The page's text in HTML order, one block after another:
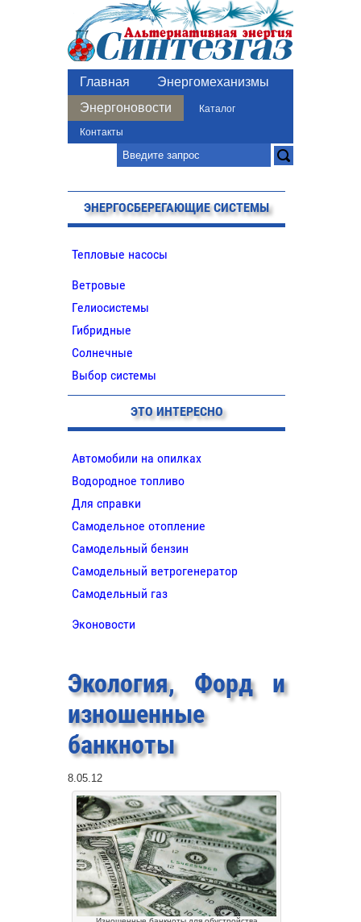
Главная
Энергомеханизмы
Энергоновости
Каталог
Контакты
ЭНЕРГОСБЕРЕГАЮЩИЕ СИСТЕМЫ
Тепловые насосы
Ветровые
Гелиосистемы
Гибридные
Солнечные
Выбор системы
ЭТО ИНТЕРЕСНО
Автомобили на опилках
Водородное топливо
Для справки
Самодельное отопление
Самодельный бензин
Самодельный ветрогенератор
Самодельный газ
Эконовости
Экология, Форд и
изношенные
банкноты
8.05.12